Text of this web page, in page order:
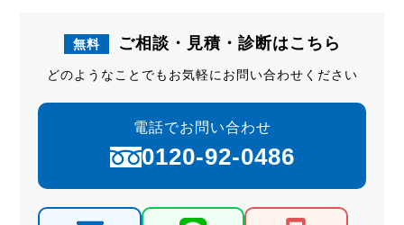
無料 ご相談・見積・診断はこちら
どのようなことでもお気軽にお問い合わせください
電話でお問い合わせ
0120-92-0486